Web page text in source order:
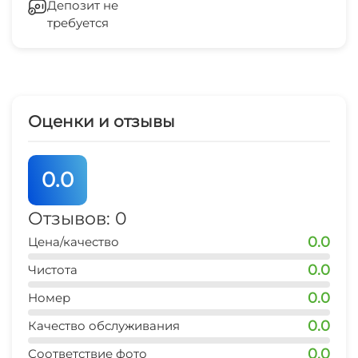
Зеленый двор
Депозит не
требуется
Оценки и отзывы
0.0
Отзывов: 0
Цена/качество 0.0
Чистота 0.0
Номер 0.0
Качество обслуживания 0.0
Соответствие фото 0.0